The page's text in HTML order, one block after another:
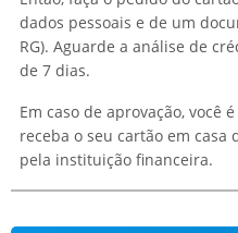
dados pessoais e de um
RG). Aguarde a análise de
de 7 dias.
Em caso de aprovação, você
receba o seu cartão em
pela instituição financeira.